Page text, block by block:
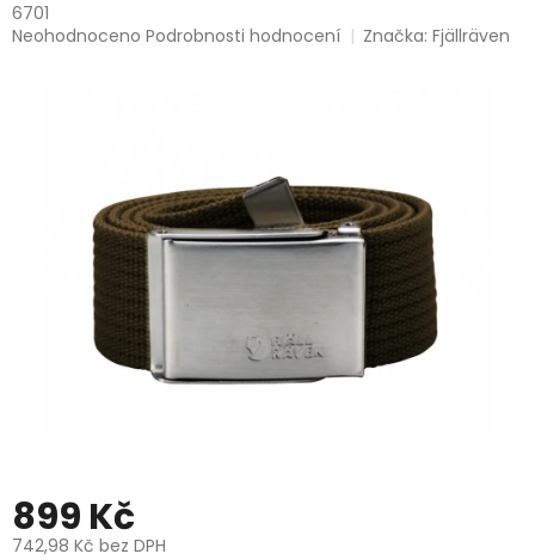
6701
Průměrné
Neohodnoceno Podrobnosti hodnocení Značka:Fjällräven
899 Kč
742,98 Kč bez DPH